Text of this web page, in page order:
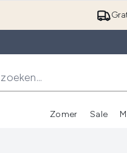
Zomer Sale